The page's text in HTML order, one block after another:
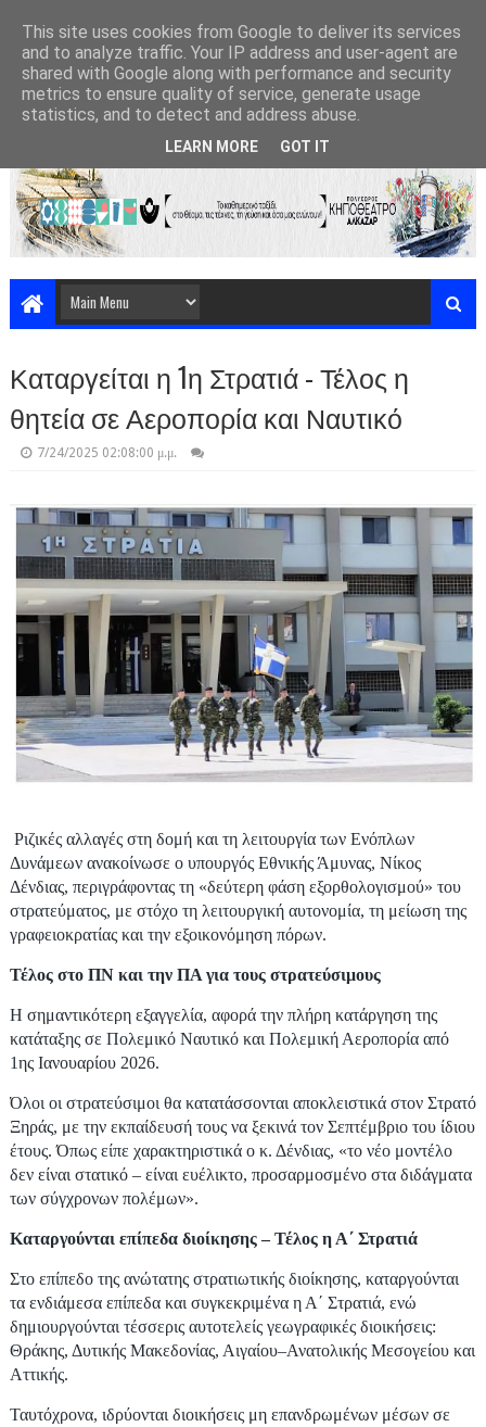
Καταργείται η 1η Στρατιά - Τέλος η
θητεία σε Αεροπορία και Ναυτικό
7/24/2025 02:08:00 μ.μ.
Ριζικές αλλαγές στη δομή και τη λειτουργία των Ενόπλων
Δυνάμεων ανακοίνωσε ο υπουργός Εθνικής Άμυνας, Νίκος
Δένδιας, περιγράφοντας τη «δεύτερη φάση εξορθολογισμού» του
στρατεύματος, με στόχο τη λειτουργική αυτονομία, τη μείωση της
γραφειοκρατίας και την εξοικονόμηση πόρων.
Τέλος στο ΠΝ και την ΠΑ για τους στρατεύσιμους
Η σημαντικότερη εξαγγελία, αφορά την πλήρη κατάργηση της
κατάταξης σε Πολεμικό Ναυτικό και Πολεμική Αεροπορία από
1ης Ιανουαρίου 2026.
Όλοι οι στρατεύσιμοι θα κατατάσσονται αποκλειστικά στον Στρατό
Ξηράς, με την εκπαίδευσή τους να ξεκινά τον Σεπτέμβριο του ίδιου
έτους. Όπως είπε χαρακτηριστικά ο κ. Δένδιας, «το νέο μοντέλο
δεν είναι στατικό – είναι ευέλικτο, προσαρμοσμένο στα διδάγματα
των σύγχρονων πολέμων».
Καταργούνται επίπεδα διοίκησης – Τέλος η Α΄ Στρατιά
Στο επίπεδο της ανώτατης στρατιωτικής διοίκησης, καταργούνται
τα ενδιάμεσα επίπεδα και συγκεκριμένα η Α΄ Στρατιά, ενώ
δημιουργούνται τέσσερις αυτοτελείς γεωγραφικές διοικήσεις:
Θράκης, Δυτικής Μακεδονίας, Αιγαίου–Ανατολικής Μεσογείου και
Αττικής.
Ταυτόχρονα, ιδρύονται διοικήσεις μη επανδρωμένων μέσων σε
This site uses cookies from Google to deliver its services
and to analyze traffic. Your IP address and user-agent are
shared with Google along with performance and security
metrics to ensure quality of service, generate usage
statistics, and to detect and address abuse.
LEARN MORE GOT IT